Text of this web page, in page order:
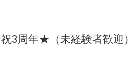
3周年★（未経験者歓迎）